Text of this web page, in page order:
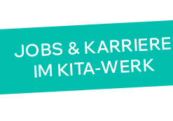
JOBS & KARRIERE
IM KITA-WERK